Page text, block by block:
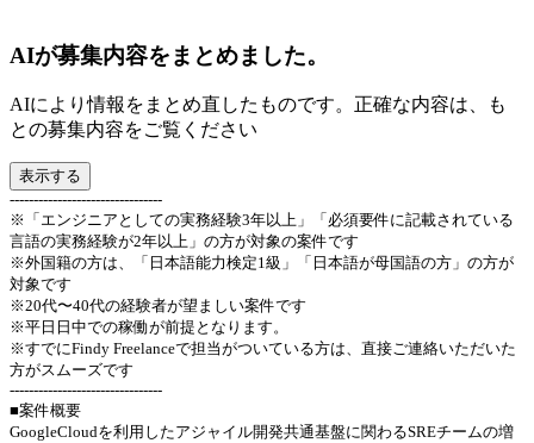
AIが募集内容をまとめました。
AIにより情報をまとめ直したものです。正確な内容は、も
との募集内容をご覧ください
表示する
--------------------------------
※「エンジニアとしての実務経験3年以上」「必須要件に記載されている
言語の実務経験が2年以上」の方が対象の案件です
※外国籍の方は、「日本語能力検定1級」「日本語が母国語の方」の方が
対象です
※20代〜40代の経験者が望ましい案件です
※平日日中での稼働が前提となります。
※すでにFindy Freelanceで担当がついている方は、直接ご連絡いただいた
方がスムーズです
--------------------------------
■案件概要
GoogleCloudを利用したアジャイル開発共通基盤に関わるSREチームの増